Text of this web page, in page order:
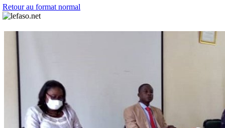
Retour au format normal